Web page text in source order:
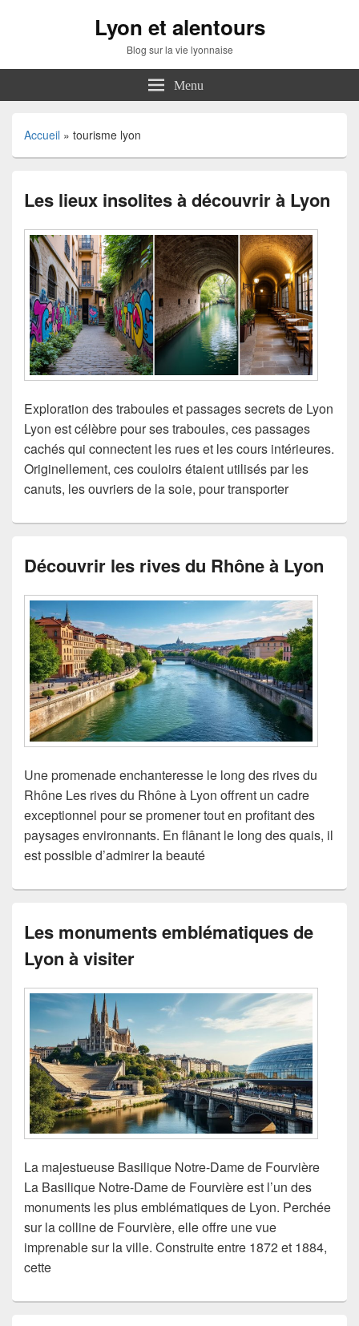
Lyon et alentours
Blog sur la vie lyonnaise
Menu
Accueil » tourisme lyon
Les lieux insolites à découvrir à Lyon
Exploration des traboules et passages secrets de Lyon
Lyon est célèbre pour ses traboules, ces passages
cachés qui connectent les rues et les cours intérieures.
Originellement, ces couloirs étaient utilisés par les
canuts, les ouvriers de la soie, pour transporter
Découvrir les rives du Rhône à Lyon
Une promenade enchanteresse le long des rives du
Rhône Les rives du Rhône à Lyon offrent un cadre
exceptionnel pour se promener tout en profitant des
paysages environnants. En flânant le long des quais, il
est possible d’admirer la beauté
Les monuments emblématiques de
Lyon à visiter
La majestueuse Basilique Notre-Dame de Fourvière
La Basilique Notre-Dame de Fourvière est l’un des
monuments les plus emblématiques de Lyon. Perchée
sur la colline de Fourvière, elle offre une vue
imprenable sur la ville. Construite entre 1872 et 1884,
cette